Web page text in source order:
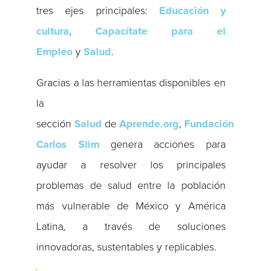
tres ejes principales: Educación y
cultura,Capacítate para el
Empleo ySalud.
Gracias a las herramientas disponibles en
la
secciónSalud deAprende.org, Fundación
Carlos Slimgenera acciones para
ayudar a resolver los principales
problemas de salud entre la población
más vulnerable de México y América
Latina, a través de soluciones
innovadoras, sustentables y replicables.